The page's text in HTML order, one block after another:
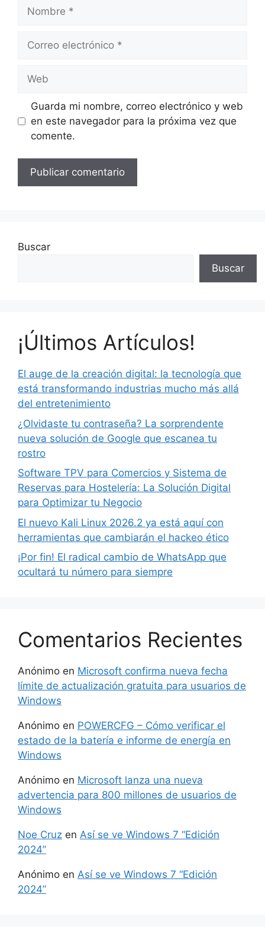
electrónico
Guarda mi nombre, correo electrónico y web
en este navegador para la próxima vez que
comente.
Buscar
Buscar
¡Últimos Artículos!
El auge de la creación digital: la tecnología que
está transformando industrias mucho más allá
del entretenimiento
¿Olvidaste tu contraseña? La sorprendente
nueva solución de Google que escanea tu
rostro
Software TPV para Comercios y Sistema de
Reservas para Hostelería: La Solución Digital
para Optimizar tu Negocio
El nuevo Kali Linux 2026.2 ya está aquí con
herramientas que cambiarán el hackeo ético
¡Por fin! El radical cambio de WhatsApp que
ocultará tu número para siempre
Comentarios Recientes
Anónimo en Microsoft confirma nueva fecha
límite de actualización gratuita para usuarios de
Windows
Anónimo en POWERCFG – Cómo verificar el
estado de la batería e informe de energía en
Windows
Anónimo en Microsoft lanza una nueva
advertencia para 800 millones de usuarios de
Windows
Noe Cruz en Así se ve Windows 7 “Edición
2024”
Anónimo en Así se ve Windows 7 “Edición
2024”